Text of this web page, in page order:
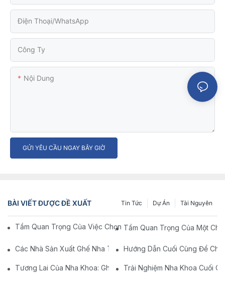
Điện Thoại/WhatsApp
Công Ty
Nội Dung
GỬI YÊU CẦU NGAY BÂY GIỜ
BÀI VIẾT ĐƯỢC ĐỀ XUẤT Tài Nguyên
Dự Án
Tin Tức
Tầm Quan Trọng Của Việc Chọn Ghế Y Tế Phù Hợp Cho Bệnh
Tầm Quan Trọng Của Một
Các Nhà Sản Xuất Ghế Nha Trên Trung Quốc: Đổi Mới Và Chất
Hướng Dẫn Cuối Cùng Để
Tương Lai Của Nha Khoa: Ghế Nha Khoa Hiện Đại Được Cá
Trải Nghiệm Nha Khoa Cuối